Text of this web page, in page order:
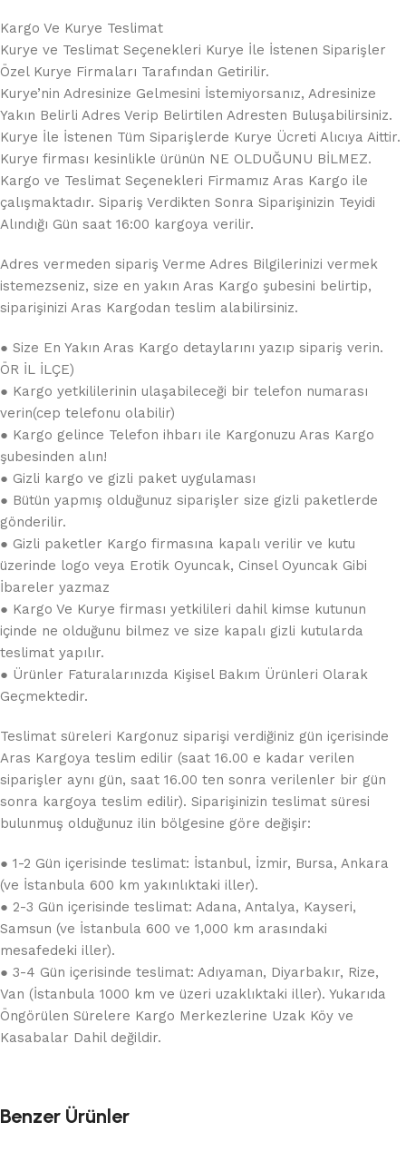
Kargo Ve Kurye Teslimat
Kurye ve Teslimat Seçenekleri Kurye İle İstenen Siparişler
Özel Kurye Firmaları Tarafından Getirilir.
Kurye’nin Adresinize Gelmesini İstemiyorsanız, Adresinize
Yakın Belirli Adres Verip Belirtilen Adresten Buluşabilirsiniz.
Kurye İle İstenen Tüm Siparişlerde Kurye Ücreti Alıcıya Aittir.
Kurye firması kesinlikle ürünün NE OLDUĞUNU BİLMEZ.
Kargo ve Teslimat Seçenekleri Firmamız Aras Kargo ile
çalışmaktadır. Sipariş Verdikten Sonra Siparişinizin Teyidi
Alındığı Gün saat 16:00 kargoya verilir.
Adres vermeden sipariş Verme Adres Bilgilerinizi vermek
istemezseniz, size en yakın Aras Kargo şubesini belirtip,
siparişinizi Aras Kargodan teslim alabilirsiniz.
● Size En Yakın Aras Kargo detaylarını yazıp sipariş verin.
ÖR İL İLÇE)
● Kargo yetkililerinin ulaşabileceği bir telefon numarası
verin(cep telefonu olabilir)
● Kargo gelince Telefon ihbarı ile Kargonuzu Aras Kargo
şubesinden alın!
● Gizli kargo ve gizli paket uygulaması
● Bütün yapmış olduğunuz siparişler size gizli paketlerde
gönderilir.
● Gizli paketler Kargo firmasına kapalı verilir ve kutu
üzerinde logo veya Erotik Oyuncak, Cinsel Oyuncak Gibi
İbareler yazmaz
● Kargo Ve Kurye firması yetkilileri dahil kimse kutunun
içinde ne olduğunu bilmez ve size kapalı gizli kutularda
teslimat yapılır.
● Ürünler Faturalarınızda Kişisel Bakım Ürünleri Olarak
Geçmektedir.
Teslimat süreleri Kargonuz siparişi verdiğiniz gün içerisinde
Aras Kargoya teslim edilir (saat 16.00 e kadar verilen
siparişler aynı gün, saat 16.00 ten sonra verilenler bir gün
sonra kargoya teslim edilir). Siparişinizin teslimat süresi
bulunmuş olduğunuz ilin bölgesine göre değişir:
● 1-2 Gün içerisinde teslimat: İstanbul, İzmir, Bursa, Ankara
(ve İstanbula 600 km yakınlıktaki iller).
● 2-3 Gün içerisinde teslimat: Adana, Antalya, Kayseri,
Samsun (ve İstanbula 600 ve 1,000 km arasındaki
mesafedeki iller).
● 3-4 Gün içerisinde teslimat: Adıyaman, Diyarbakır, Rize,
Van (İstanbula 1000 km ve üzeri uzaklıktaki iller). Yukarıda
Öngörülen Sürelere Kargo Merkezlerine Uzak Köy ve
Kasabalar Dahil değildir.
Benzer Ürünler